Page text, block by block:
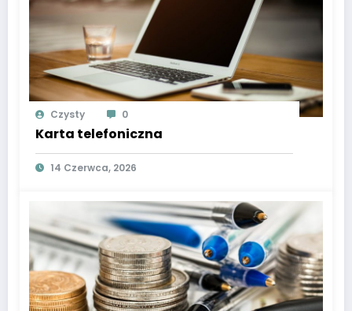
Czysty 0
Karta telefoniczna
14 Czerwca, 2026